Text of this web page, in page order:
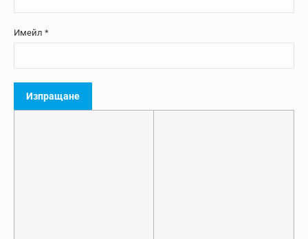
Имейл *